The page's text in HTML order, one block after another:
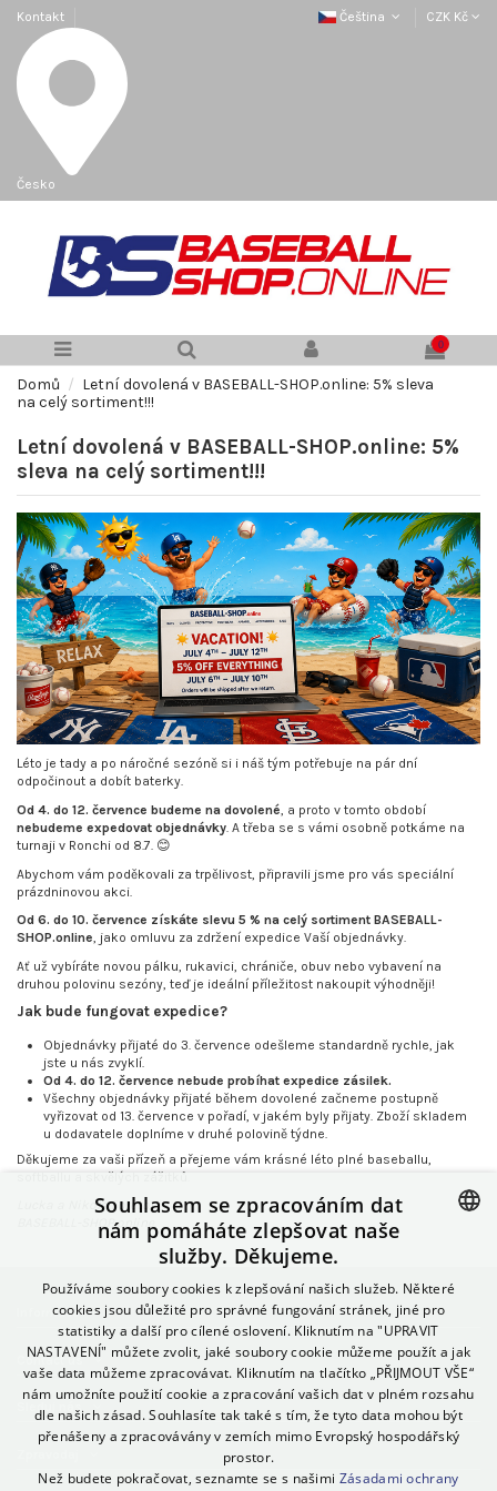
Kontakt
Česko
Čeština CZK Kč
0
Domů
Letní dovolená v BASEBALL-SHOP.online: 5% sleva
na celý sortiment!!!
Letní dovolená v BASEBALL-SHOP.online: 5%
sleva na celý sortiment!!!
Léto je tady a po náročné sezóně si i náš tým potřebuje na pár dní
odpočinout a dobít baterky.
Od 4. do 12. července budeme na dovolené, a proto v tomto období
nebudeme expedovat objednávky. A třeba se s vámi osobně potkáme na
turnaji v Ronchi od 8.7. 😊
Abychom vám poděkovali za trpělivost, připravili jsme pro vás speciální
prázdninovou akci.
Od 6. do 10. července získáte slevu 5 % na celý sortiment BASEBALL-
SHOP.online, jako omluvu za zdržení expedice Vaší objednávky.
Ať už vybíráte novou pálku, rukavici, chrániče, obuv nebo vybavení na
druhou polovinu sezóny, teď je ideální příležitost nakoupit výhodněji!
Jak bude fungovat expedice?
Objednávky přijaté do 3. července odešleme standardně rychle, jak
jste u nás zvyklí.
Od 4. do 12. července nebude probíhat expedice zásilek.
Všechny objednávky přijaté během dovolené začneme postupně
vyřizovat od 13. července v pořadí, v jakém byly přijaty. Zboží skladem
u dodavatele doplníme v druhé polovině týdne.
Děkujeme za vaši přízeň a přejeme vám krásné léto plné baseballu,
softballu a skvělých zážitků.
Lucka a Nikola Foretovi
BASEBALL-SHOP.online
Informace
Contact us
Sleduj nás
SLOVAK
POLISH
GERMAN
SPANISH
ITALIAN
HUNGARIAN
Souhlasem se zpracováním dat
nám pomáháte zlepšovat naše
služby. Děkujeme.
Používáme soubory cookies k zlepšování našich služeb. Některé
cookies jsou důležité pro správné fungování stránek, jiné pro
statistiky a další pro cílené oslovení. Kliknutím na "UPRAVIT
NASTAVENÍ" můžete zvolit, jaké soubory cookie můžeme použít a jak
vaše data můžeme zpracovávat. Kliknutím na tlačítko „PŘIJMOUT VŠE“
nám umožníte použití cookie a zpracování vašich dat v plném rozsahu
dle našich zásad. Souhlasíte tak také s tím, že tyto data mohou být
přenášeny a zpracovávány v zemích mimo Evropský hospodářský
prostor.
Než budete pokračovat, seznamte se s našimi Zásadami ochrany